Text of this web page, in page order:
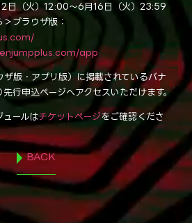
2日（火）12:00～6月16日（火）23:59
ブラウザ版：
app
版・アプリ版）に掲載されているバナ
行申込ページへアクセスいただけます。
ュールはチケットページをご確認くださ
BACK